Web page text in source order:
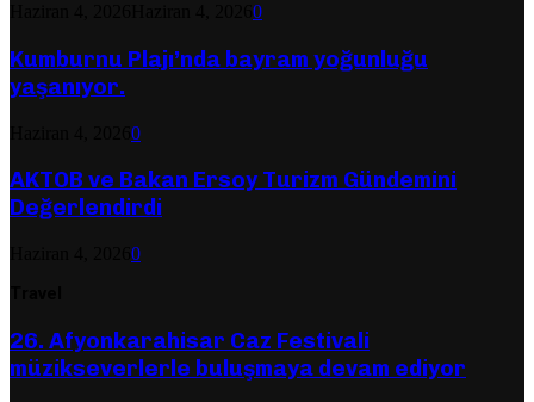
0
Kumburnu Plajı’nda bayram yoğunluğu
yaşanıyor.
0
AKTOB ve Bakan Ersoy Turizm Gündemini
Değerlendirdi
0
26. Afyonkarahisar Caz Festivali
müzikseverlerle buluşmaya devam ediyor